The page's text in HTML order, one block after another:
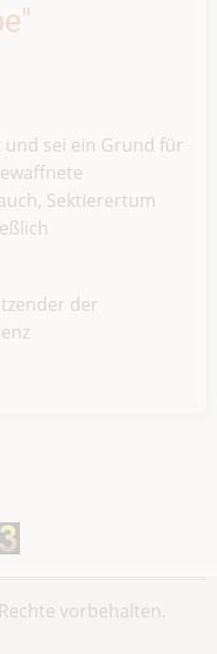
und sei ein Grund für
Sektierertum
der
vorbehalten.